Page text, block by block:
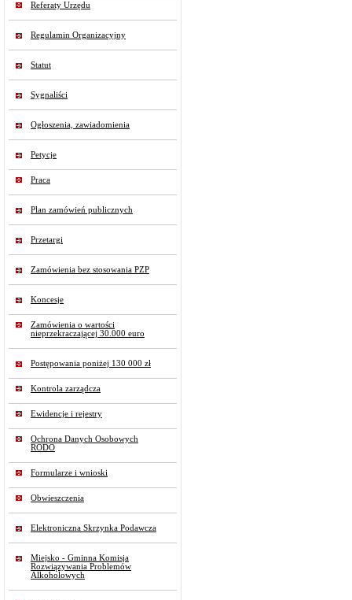
Referaty Urzędu
Regulamin Organizacyjny
Statut
Sygnaliści
Ogłoszenia, zawiadomienia
Petycje
Praca
Plan zamówień publicznych
Przetargi
Zamówienia bez stosowania PZP
Koncesje
Zamówienia o wartości
nieprzekraczającej 30.000 euro
Postępowania poniżej 130 000 zł
Kontrola zarządcza
Ewidencje i rejestry
Ochrona Danych Osobowych
RODO
Formularze i wnioski
Obwieszczenia
Elektroniczna Skrzynka Podawcza
Miejsko - Gminna Komisja
Rozwiązywania Problemów
Alkoholowych